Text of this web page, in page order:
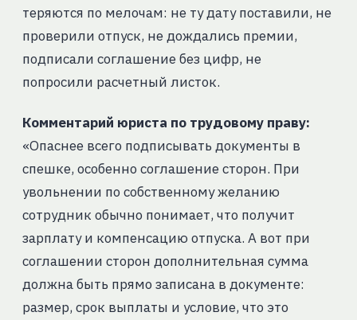
теряются по мелочам: не ту дату поставили, не
проверили отпуск, не дождались премии,
подписали соглашение без цифр, не
попросили расчетный листок.
Комментарий юриста по трудовому праву:
«Опаснее всего подписывать документы в
спешке, особенно соглашение сторон. При
увольнении по собственному желанию
сотрудник обычно понимает, что получит
зарплату и компенсацию отпуска. А вот при
соглашении сторон дополнительная сумма
должна быть прямо записана в документе:
размер, срок выплаты и условие, что это